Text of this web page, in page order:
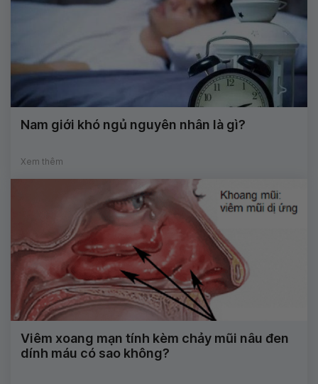
Nam giới khó ngủ nguyên nhân là gì?
Xem thêm
Viêm xoang mạn tính kèm chảy mũi nâu đen
dính máu có sao không?